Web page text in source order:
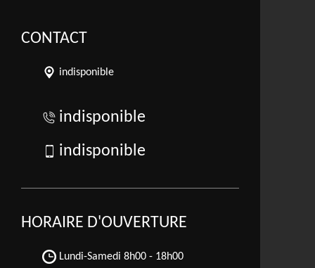
CONTACT
indisponible
indisponible
indisponible
HORAIRE D'OUVERTURE
Lundi-Samedi 8h00 - 18h00